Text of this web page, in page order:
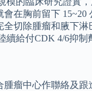
在胸前留下
切除腫瘤和腋下
續給付CDK 4/6抑
瘤中心作聯絡及